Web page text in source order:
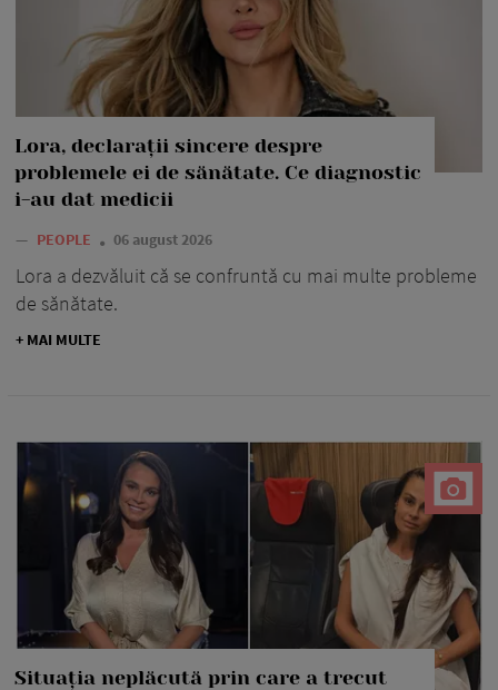
Lora, declarații sincere despre
problemele ei de sănătate. Ce diagnostic
i-au dat medicii
— PEOPLE 06 august 2026
Lora a dezvăluit că se confruntă cu mai multe probleme
de sănătate.
+ MAI MULTE
Situația neplăcută prin care a trecut